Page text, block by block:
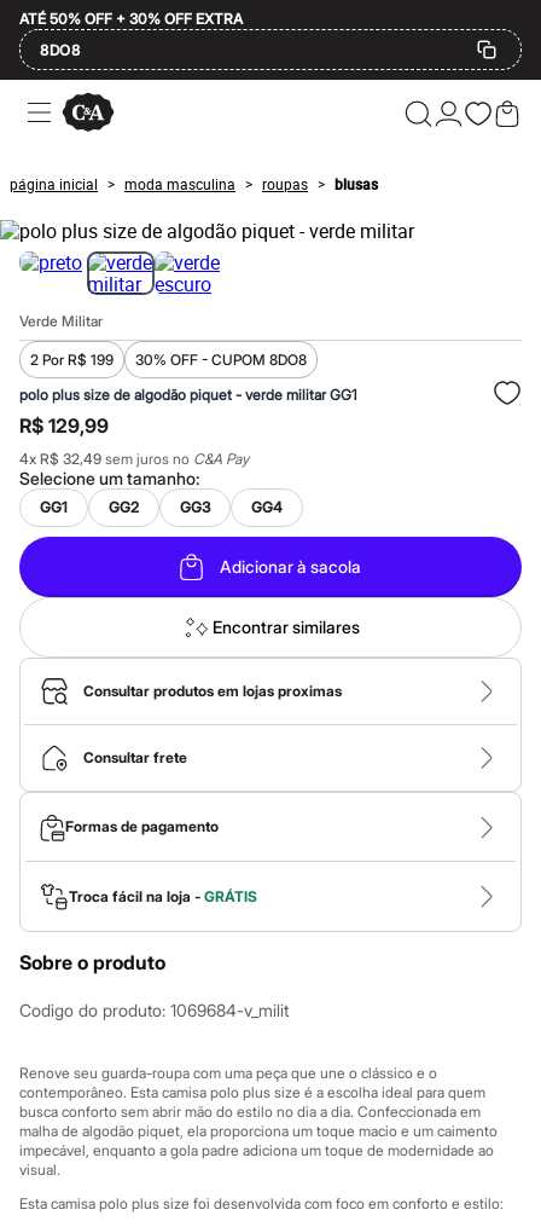
ATÉ 50% OFF + 30% OFF EXTRA
8DO8
Ofertas
Compre por Departamento
Masculino
Infantil
Calçados
Mindse7
Plus Size
Até 20% off
Até 60% off
A partir de 60% off
Feminino
Em alta
Inverno
Alfaiataria
Novidades
Roupas
Blusas e Camisetas
Básicos
Calças
Casacos e Jaquetas
Jeans
Macacões
Saias
Shorts e Bermudas
Vestidos
Acessórios
Bolsas
Bonés e Chapéus
Bijoux
Cintos
Óculos
Relógios
Calçados
Chinelos
Rasteirinhas
Sandálias
Sapatilhas
Marcas
City
Mindset
Sawary
Yessica
Moda esportiva
Acessórios
Blusas
Calçados
página inicial > moda masculina > roupas > blusas
Verde Militar
2 Por R$ 199
30% OFF - CUPOM 8DO8
polo plus size de algodão piquet - verde militar GG1
R$ 129,99
4x R$ 32,49 sem juros no C&A Pay
Selecione umtamanho:
GG1 GG2 GG3 GG4
Adicionar à sacola
Encontrar similares
Consultar produtos em lojas proximas
Consultar frete
Formas de pagamento
Troca fácil na loja - GRÁTIS
Sobre o produto
Codigo do produto: 1069684-v_milit
Renove seu guarda-roupa com uma peça que une o clássico e o
contemporâneo. Esta camisa polo plus size é a escolha ideal para quem
busca conforto sem abrir mão do estilo no dia a dia. Confeccionada em
malha de algodão piquet, ela proporciona um toque macio e um caimento
impecável, enquanto a gola padre adiciona um toque de modernidade ao
visual.
Esta camisa polo plus size foi desenvolvida com foco em conforto e estilo: